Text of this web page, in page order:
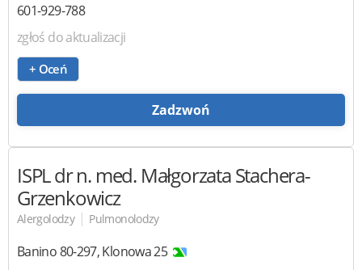
601-929-788
zgłoś do aktualizacji
+ Oceń
Zadzwoń
ISPLdr n. med. Małgorzata Stachera-
Grzenkowicz
Alergolodzy | Pulmonolodzy
Banino80-297,Klonowa 25